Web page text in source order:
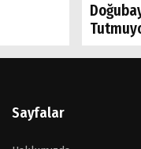
Sayfalar